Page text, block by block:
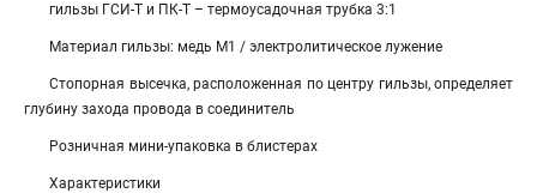
гильзы ГСИ-Т и ПК-Т – термоусадочная трубка 3:1
Материал гильзы: медь М1 / электролитическое лужение
Стопорная высечка, расположенная по центру гильзы, определяет
глубину захода провода в соединитель
Розничная мини-упаковка в блистерах
Характеристики